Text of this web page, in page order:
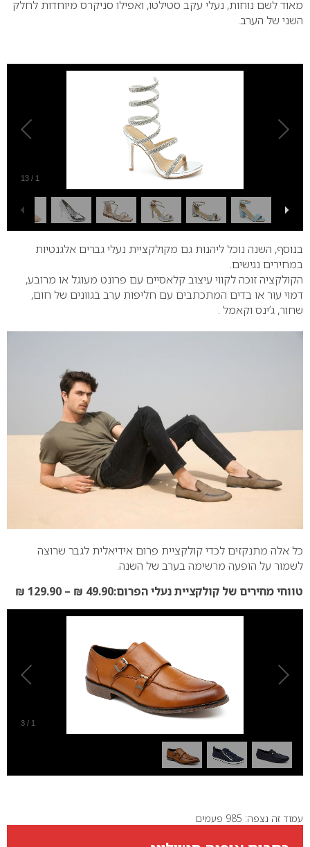
מאוד לשם נוחות, נעלי עקב סטילטו, ואפילו סניקרס מיוחדות לחלק
השני של הערב.
1
/
13
בנוסף, השנה נוכל ליהנות גם מקולקציית נעלי גברים אלגנטיות
במחירים נגישים.
הקולקציה זוכה לקווי עיצוב קלאסיים עם פרונט מעוגל או מרובע,
דמוי עור או בדים המתכתבים עם חליפות ערב בגוונים של חום,
שחור, ג’ינס וקאמל .
כל אלה מתנקזים לכדי קולקציית פרום אידיאלית לגבר שרוצה
לשמור על הופעה מרשימה בערב של השנה.
טווחי מחירים של קולקציית נעלי הפרום:49.90 ₪ – 129.90 ₪
1
/
3
עמוד זה נצפה: 985 פעמים